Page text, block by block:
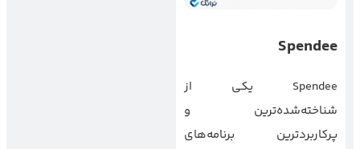
Spendee
Spendee یکی از
شناخته‌شده‌ترین و
پرکاربردترین برنامه‌های